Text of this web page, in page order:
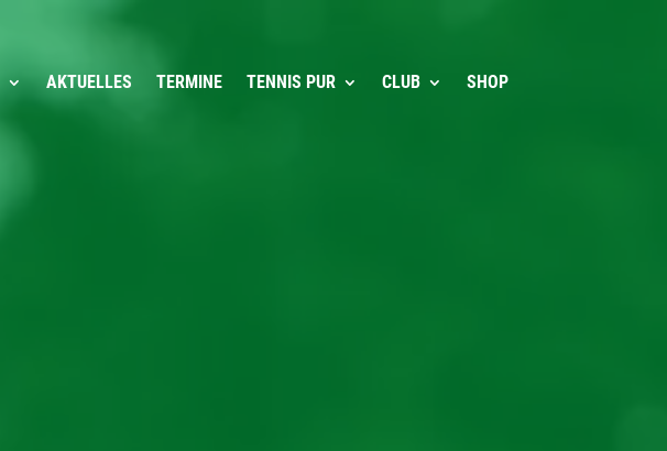
AKTUELLES TERMINE TENNIS PUR CLUB SHOP